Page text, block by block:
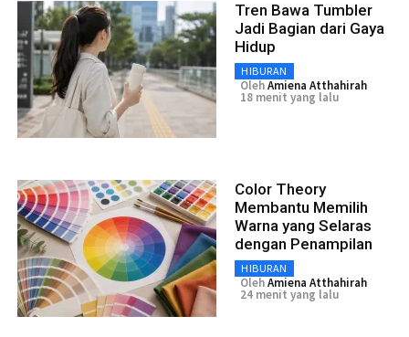
Tren Bawa Tumbler
Jadi Bagian dari Gaya
Hidup
HIBURAN
OlehAmiena Atthahirah
18 menit yang lalu
Color Theory
Membantu Memilih
Warna yang Selaras
dengan Penampilan
HIBURAN
OlehAmiena Atthahirah
24 menit yang lalu